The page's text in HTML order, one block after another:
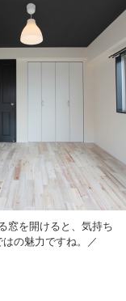
窓を開けると、気持ち
の魅力ですね。／